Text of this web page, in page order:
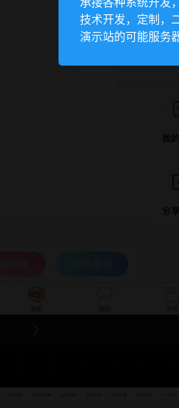
承接各种系统开发
技术开发，定制，
演示站的可能服务